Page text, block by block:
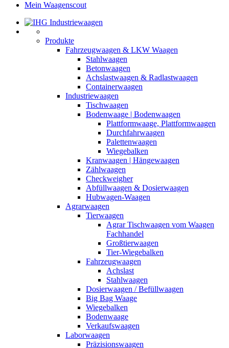
Mein Waagenscout
Produkte
Fahrzeugwaagen & LKW Waagen
Stahlwaagen
Betonwaagen
Achslastwaagen & Radlastwaagen
Containerwaagen
Industriewaagen
Tischwaagen
Bodenwaage | Bodenwaagen
Plattformwaage, Plattformwaagen
Durchfahrwaagen
Palettenwaagen
Wiegebalken
Kranwaagen | Hängewaagen
Zählwaagen
Checkweigher
Abfüllwaagen & Dosierwaagen
Hubwagen-Waagen
Agrarwaagen
Tierwaagen
Agrar Tischwaagen vom Waagen
Fachhandel
Großtierwaagen
Tier-Wiegebalken
Fahrzeugwaagen
Achslast
Stahlwaagen
Dosierwaagen / Befüllwaagen
Big Bag Waage
Wiegebalken
Bodenwaage
Verkaufswaagen
Laborwaagen
Präzisionswaagen